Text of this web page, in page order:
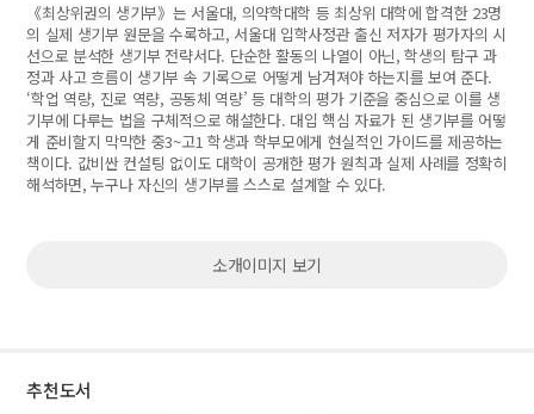
《최상위권의 생기부》는 서울대, 의약학대학 등 최상위 대학에 합격한 23명
의 실제 생기부 원문을 수록하고, 서울대 입학사정관 출신 저자가 평가자의 시
선으로 분석한 생기부 전략서다. 단순한 활동의 나열이 아닌, 학생의 탐구 과
정과 사고 흐름이 생기부 속 기록으로 어떻게 남겨져야 하는지를 보여 준다.
‘학업 역량, 진로 역량, 공동체 역량’ 등 대학의 평가 기준을 중심으로 이를 생
기부에 다루는 법을 구체적으로 해설한다. 대입 핵심 자료가 된 생기부를 어떻
게 준비할지 막막한 중3~고1 학생과 학부모에게 현실적인 가이드를 제공하는
책이다. 값비싼 컨설팅 없이도 대학이 공개한 평가 원칙과 실제 사례를 정확히
해석하면, 누구나 자신의 생기부를 스스로 설계할 수 있다.
소개이미지 보기
추천도서